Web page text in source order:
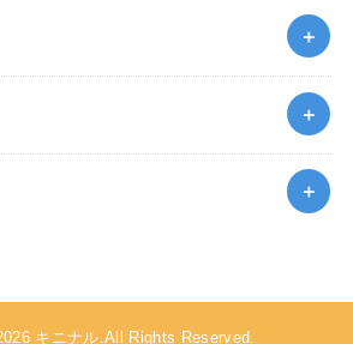
キニナル.All Rights Reserved.